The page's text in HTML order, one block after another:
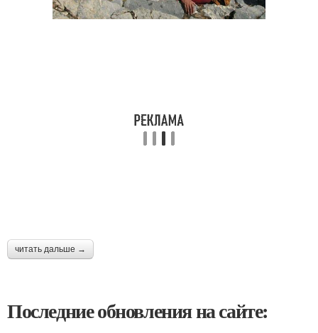
читать дальше →
Последние обновления на сайте: